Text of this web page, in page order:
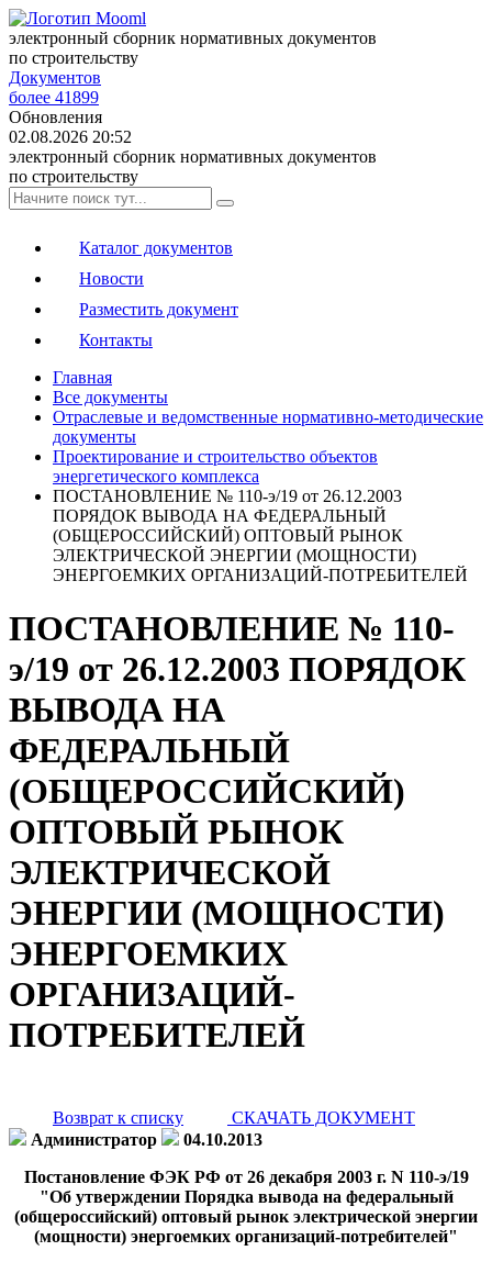
электронный сборник нормативных документов
по строительству
Документов
более 41899
Обновления
02.08.2026 20:52
электронный сборник нормативных документов
по строительству
Каталог документов
Новости
Разместить документ
Контакты
Главная
Все документы
Отраслевые и ведомственные нормативно-методические
документы
Проектирование и строительство объектов
энергетического комплекса
ПОСТАНОВЛЕНИЕ № 110-э/19 от 26.12.2003
ПОРЯДОК ВЫВОДА НА ФЕДЕРАЛЬНЫЙ
(ОБЩЕРОССИЙСКИЙ) ОПТОВЫЙ РЫНОК
ЭЛЕКТРИЧЕСКОЙ ЭНЕРГИИ (МОЩНОСТИ)
ЭНЕРГОЕМКИХ ОРГАНИЗАЦИЙ-ПОТРЕБИТЕЛЕЙ
ПОСТАНОВЛЕНИЕ № 110-
э/19 от 26.12.2003 ПОРЯДОК
ВЫВОДА НА
ФЕДЕРАЛЬНЫЙ
(ОБЩЕРОССИЙСКИЙ)
ОПТОВЫЙ РЫНОК
ЭЛЕКТРИЧЕСКОЙ
ЭНЕРГИИ (МОЩНОСТИ)
ЭНЕРГОЕМКИХ
ОРГАНИЗАЦИЙ-
ПОТРЕБИТЕЛЕЙ
Возврат к списку
СКАЧАТЬ ДОКУМЕНТ
Администратор
04.10.2013
Постановление ФЭК РФ от 26 декабря 2003 г. N 110-э/19
"Об утверждении Порядка вывода на федеральный
(общероссийский) оптовый рынок электрической энергии
(мощности) энергоемких организаций-потребителей"